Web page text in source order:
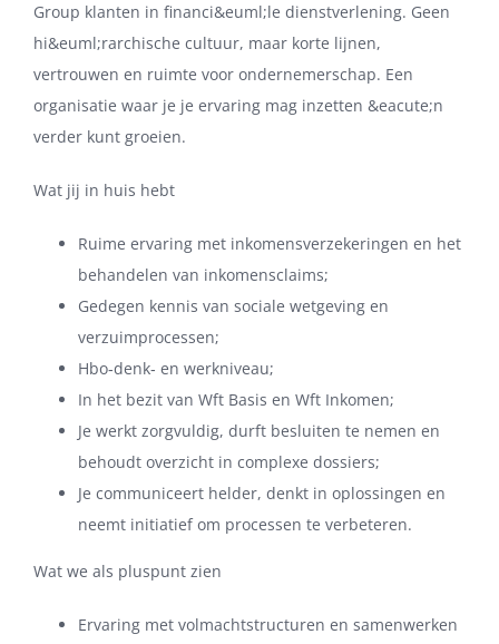
Group klanten in financi&euml;le dienstverlening. Geen
hi&euml;rarchische cultuur, maar korte lijnen,
vertrouwen en ruimte voor ondernemerschap. Een
organisatie waar je je ervaring mag inzetten &eacute;n
verder kunt groeien.
Wat jij in huis hebt
Ruime ervaring met inkomensverzekeringen en het
behandelen van inkomensclaims;
Gedegen kennis van sociale wetgeving en
verzuimprocessen;
Hbo‑denk‑ en werkniveau;
In het bezit van Wft Basis en Wft Inkomen;
Je werkt zorgvuldig, durft besluiten te nemen en
behoudt overzicht in complexe dossiers;
Je communiceert helder, denkt in oplossingen en
neemt initiatief om processen te verbeteren.
Wat we als pluspunt zien
Ervaring met volmachtstructuren en samenwerken